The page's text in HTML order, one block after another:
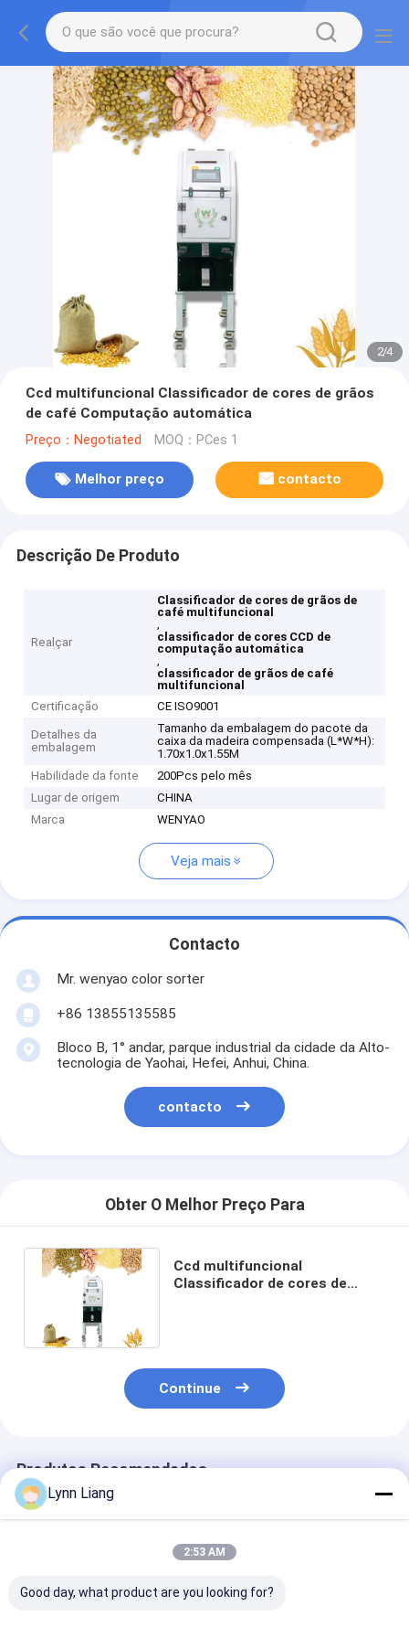
2/4
Ccd multifuncional Classificador de cores de grãos
de café Computação automática
Preço：Negotiated MOQ：PCes 1
Melhor preço contacto
Descrição De Produto
Realçar
Classificador de cores de grãos de
café multifuncional
,
classificador de cores CCD de
computação automática
,
classificador de grãos de café
multifuncional
Certificação
CE ISO9001
Detalhes da
embalagem
Tamanho da embalagem do pacote da
caixa da madeira compensada (L*W*H):
1.70x1.0x1.55M
Habilidade da fonte
200Pcs pelo mês
Lugar de origem
CHINA
Marca
WENYAO
Veja mais
Contacto
Mr. wenyao color sorter
+86 13855135585
Bloco B, 1° andar, parque industrial da cidade da Alto-
tecnologia de Yaohai, Hefei, Anhui, China.
contacto
Obter O Melhor Preço Para
Ccd multifuncional
Classificador de cores de
Continue
Produtos Recomendados
Lynn Liang
2:53 AM
Good day, what product are you looking for?